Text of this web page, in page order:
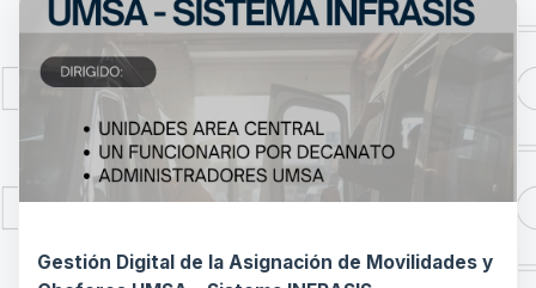
Gestión Digital de la Asignación de Movilidades y